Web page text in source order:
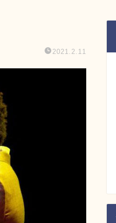
2021.2.11